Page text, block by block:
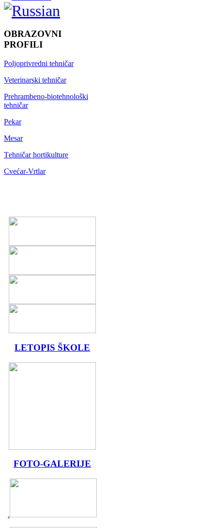
OBRAZOVNI
PROFILI
Poljoprivredni tehničar
Veterinarski tehničar
Prehrambeno-biotehnološki
tehničar
Pekar
Mesar
Тehničar hortikulture
Cvećar-Vrtlar
LETOPIS ŠKOLE
FOTO-GALERIJE
.